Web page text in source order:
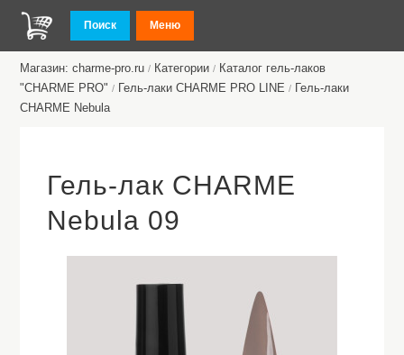
Поиск Меню
Магазин: charme-pro.ru / Категории / Каталог гель-лаков
"CHARME PRO" / Гель-лаки CHARME PRO LINE / Гель-лаки
CHARMЕ Nebula
Гель-лак CHARME
Nebula 09